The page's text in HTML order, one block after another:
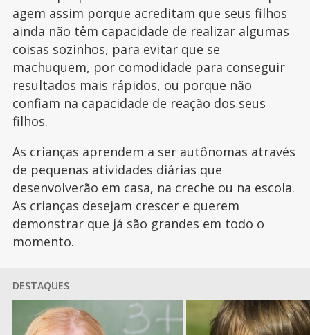
agem assim porque acreditam que seus filhos
ainda não têm capacidade de realizar algumas
coisas sozinhos, para evitar que se
machuquem, por comodidade para conseguir
resultados mais rápidos, ou porque não
confiam na capacidade de reação dos seus
filhos.
As crianças aprendem a ser autônomas através
de pequenas atividades diárias que
desenvolverão em casa, na creche ou na escola.
As crianças desejam crescer e querem
demonstrar que já são grandes em todo o
momento.
DESTAQUES